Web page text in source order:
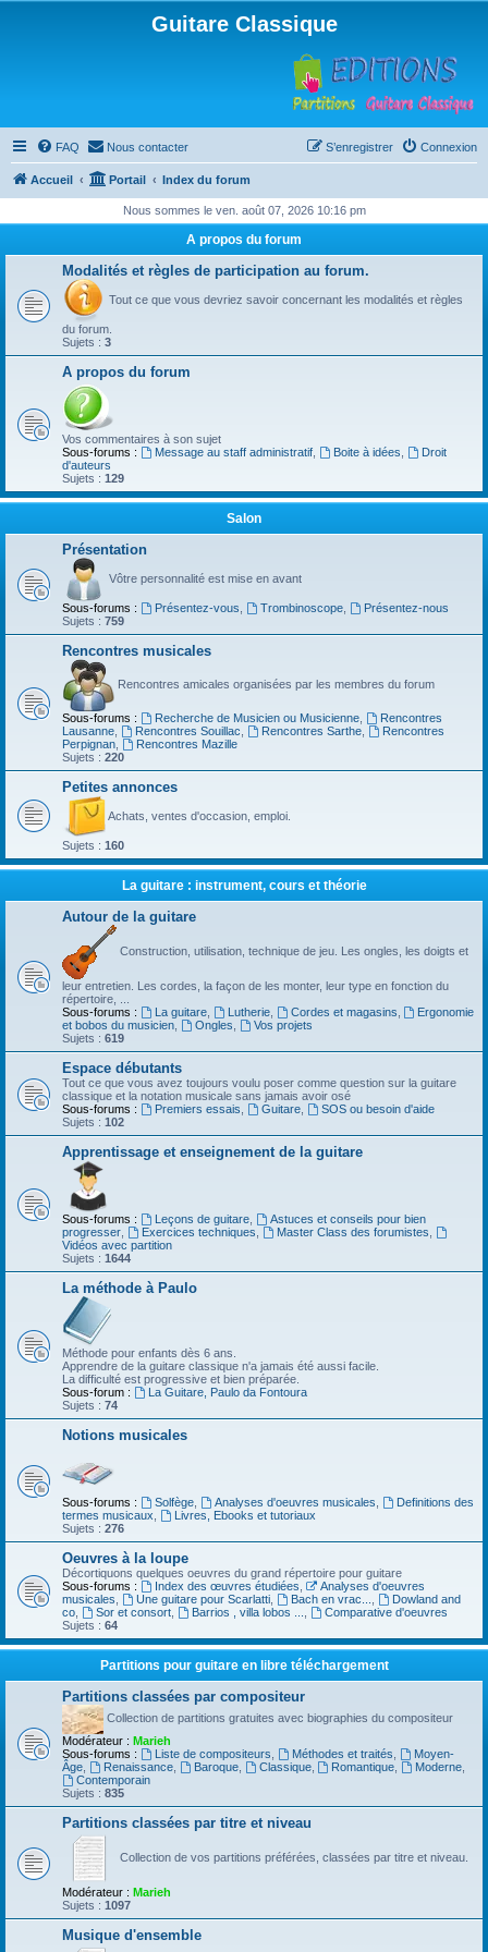
Guitare Classique
FAQ Nous contacter Connexion
S’enregistrer
Accueil Portail Index du forum
Nous sommes le ven. août 07, 2026 10:16 pm
A propos du forum
Modalités et règles de participation au forum.
Tout ce que vous devriez savoir concernant les modalités et règles
du forum.
Sujets : 3
A propos du forum
Vos commentaires à son sujet
Sous-forums :
Message au staff administratif, Boite à idées
Droit
d'auteurs
Sujets : 129
Salon
Présentation
Vôtre personnalité est mise en avant
Sous-forums : Présentez-vous Trombinoscope,
Présentez-nous
Sujets : 759
Rencontres musicales
Rencontres amicales organisées par les membres du forum
Sous-forums : Recherche de Musicien ou Musicienne,
Rencontres
Lausanne
Rencontres Souillac Rencontres Sarthe,
Rencontres
Perpignan
Rencontres Mazille
Sujets : 220
Petites annonces
Achats, ventes d'occasion, emploi.
Sujets : 160
La guitare : instrument, cours et théorie
Autour de la guitare
Construction, utilisation, technique de jeu. Les ongles, les doigts et
leur entretien. Les cordes, la façon de les monter, leur type en fonction du
répertoire, ...
Sous-forums :
La guitare, Lutherie, Cordes et magasins
Ergonomie
et bobos du musicien
Ongles
Vos projets
Sujets : 619
Espace débutants
Tout ce que vous avez toujours voulu poser comme question sur la guitare
classique et la notation musicale sans jamais avoir osé
Sous-forums :
Premiers essais Guitare,
SOS ou besoin d'aide
Sujets : 102
Apprentissage et enseignement de la guitare
Sous-forums : Leçons de guitare,
Astuces et conseils pour bien
progresser
Exercices techniques Master Class des forumistes
Vidéos avec partition
Sujets : 1644
La méthode à Paulo
Méthode pour enfants dès 6 ans.
Apprendre de la guitare classique n'a jamais été aussi facile.
La difficulté est progressive et bien préparée.
Sous-forum :
La Guitare, Paulo da Fontoura
Sujets : 74
Notions musicales
Sous-forums : Solfège, Analyses d'oeuvres musicales
Definitions des
termes musicaux
Livres, Ebooks et tutoriaux
Sujets : 276
Oeuvres à la loupe
Décortiquons quelques oeuvres du grand répertoire pour guitare
Sous-forums :
Index des œuvres étudiées
Analyses d'oeuvres
musicales
Une guitare pour Scarlatti, Bach en vrac...
Dowland and
co
Sor et consort, Barrios , villa lobos ...
Comparative d'oeuvres
Sujets : 64
Partitions pour guitare en libre téléchargement
Partitions classées par compositeur
Collection de partitions gratuites avec biographies du compositeur
Modérateur : Marieh
Sous-forums :
Liste de compositeurs Méthodes et traités
Moyen-
Âge
Renaissance, Baroque, Classique, Romantique Moderne
Contemporain
Sujets : 835
Partitions classées par titre et niveau
Collection de vos partitions préférées, classées par titre et niveau.
Modérateur : Marieh
Sujets : 1097
Musique d'ensemble